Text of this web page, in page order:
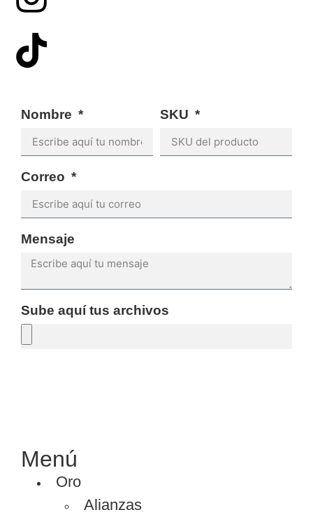
Nombre SKU
Correo
Mensaje
Sube aquí tus archivos
Menú
Oro
Alianzas